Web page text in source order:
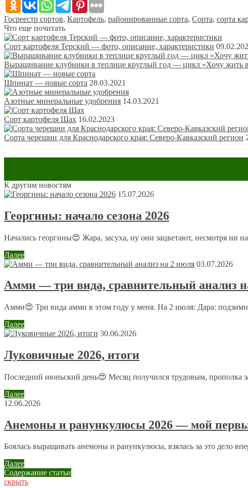
Госреестр сортов, Картофель, районированные сорта, Сорта, сорта
Что еще почитать
Сорт картофеля Терский — фото, описание, характеристики
Выращивание клубники в теплице круглый год — цикл «Хочу жить в
Шпинат — новые сорта 28.03.2021
Азотные минеральные удобрения 14.03.2021
Сорт картофеля Шах 16.02.2023
Сорта черешни для Краснодарского края: Северо-Кавказский регион
Оставить комментарий
Ваш адрес email не будет опубликован.
Обязательные поля помечены
Комментарий *
Email
Сайт
Отправляя сообщение, Вы разрешаете сбор и обработку
К другим новостям
15.07.2026
Георгины: начало сезона 2026
Начались георгины😍 Жара, засуха, ну они зацветают, несмотря ни
Далее
03.07.2026
Амми — три вида, сравнительный анализ
Амми😍 Три вида амми в этом году у меня. На 2 июля: Дара:
Далее
30.06.2026
Луковичные 2026, итоги
Последний июньский день😍 Месяц получился трудовым, прополка
Далее
12.06.2026
Анемоны и ранункулюсы 2026 — мой
Боялась выращивать анемоны и ранункулюсы, взялась за это дело
Далее
Содержание статьи
скрыть